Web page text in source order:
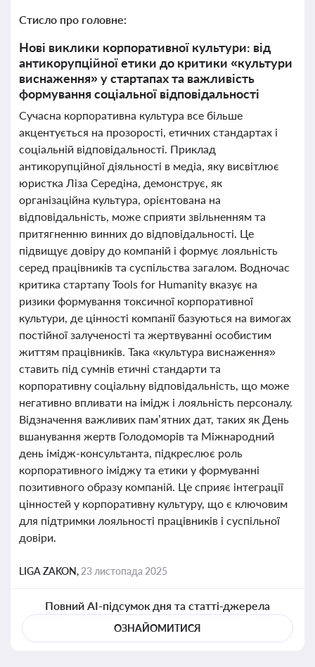
Стисло про головне:
Нові виклики корпоративної культури: від
антикорупційної етики до критики «культури
виснаження» у стартапах та важливість
формування соціальної відповідальності
Сучасна корпоративна культура все більше
акцентується на прозорості, етичних стандартах і
соціальній відповідальності. Приклад
антикорупційної діяльності в медіа, яку висвітлює
юристка Ліза Середіна, демонструє, як
організаційна культура, орієнтована на
відповідальність, може сприяти звільненням та
притягненню винних до відповідальності. Це
підвищує довіру до компаній і формує лояльність
серед працівників та суспільства загалом. Водночас
критика стартапу Tools for Humanity вказує на
ризики формування токсичної корпоративної
культури, де цінності компанії базуються на вимогах
постійної залученості та жертвуванні особистим
життям працівників. Така «культура виснаження»
ставить під сумнів етичні стандарти та
корпоративну соціальну відповідальність, що може
негативно впливати на імідж і лояльність персоналу.
Відзначення важливих пам’ятних дат, таких як День
вшанування жертв Голодоморів та Міжнародний
день імідж-консультанта, підкреслює роль
корпоративного іміджу та етики у формуванні
позитивного образу компаній. Це сприяє інтеграції
цінностей у корпоративну культуру, що є ключовим
для підтримки лояльності працівників і суспільної
довіри.
LIGA ZAKON, 23 листопада 2025
Повний AI-підсумок дня та статті-джерела
ОЗНАЙОМИТИСЯ